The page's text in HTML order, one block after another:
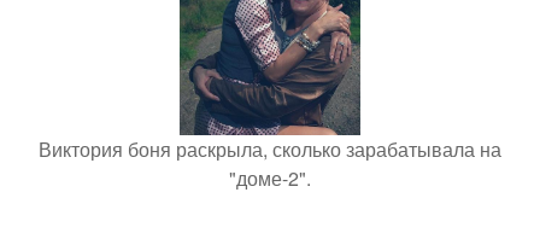
Виктория боня раскрыла, сколько зарабатывала на
"доме-2".